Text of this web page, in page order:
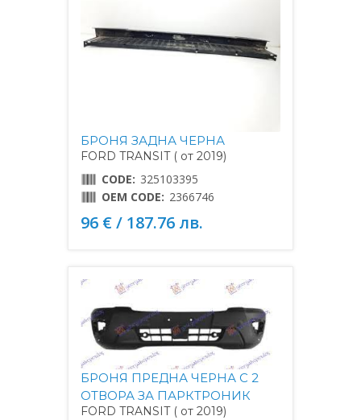
БРОНЯ ЗАДНА ЧЕРНА
FORD TRANSIT ( от 2019)
CODE: 325103395
OEM CODE: 2366746
96 € / 187.76 лв.
БРОНЯ ПРЕДНА ЧЕРНА С 2
ОТВОРА ЗА ПАРКТРОНИК
FORD TRANSIT ( от 2019)